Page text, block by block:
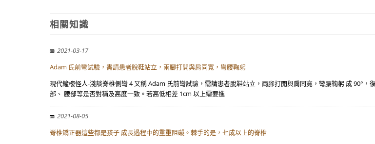
相關知識
2021-03-17
Adam 氏前彎試驗，需請患者脫鞋站立，兩腳打開與肩同寬，彎腰鞠躬
現代鐘樓怪人-淺談脊椎側彎 4 又稱 Adam 氏前彎試驗，需請患者脫鞋站立，兩腳打開與肩同寬，彎腰鞠躬 成 90°
部、 腰部等是否對稱及高度一致。若高低相差 1cm 以上需要進
2021-08-05
脊椎矯正器這些都是孩子 成長過程中的重重阻礙。棘手的是，七成以上的脊椎